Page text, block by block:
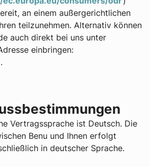
an einem außergerichtlichen
teilzunehmen. Alternativ können
auch direkt bei uns unter
einbringen:
.
Vertragssprache ist Deutsch. Die
Benu und Ihnen erfolgt
in deutscher Sprache.